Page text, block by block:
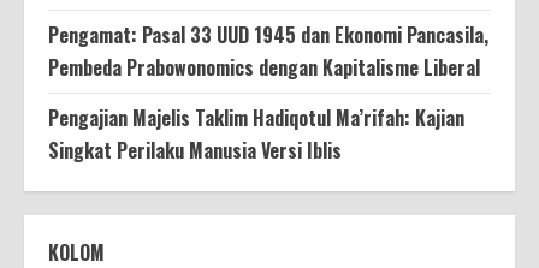
Pengamat: Pasal 33 UUD 1945 dan Ekonomi Pancasila,
Pembeda Prabowonomics dengan Kapitalisme Liberal
Pengajian Majelis Taklim Hadiqotul Ma’rifah: Kajian
Singkat Perilaku Manusia Versi Iblis
KOLOM